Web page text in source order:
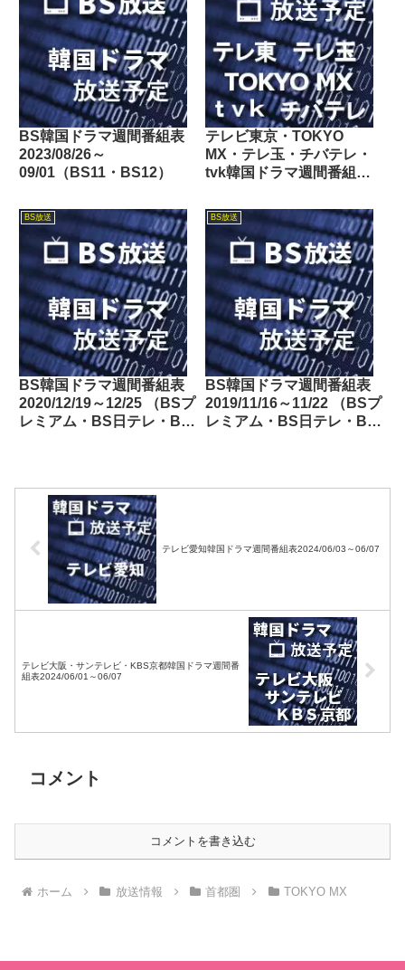
BS韓国ドラマ週間番組表
2023/08/26～
09/01（BS11・BS12）
テレビ東京・TOKYO
MX・テレ玉・チバテレ・
tvk韓国ドラマ週間番組表
BS放送
BS韓国ドラマ週間番組表
2020/12/19～12/25 （BSプ
レミアム・BS日テレ・BS
BS放送
BS韓国ドラマ週間番組表
2019/11/16～11/22 （BSプ
レミアム・BS日テレ・BS
テレビ愛知韓国ドラマ週間番組表2024/06/03～06/07
テレビ大阪・サンテレビ・KBS京都韓国ドラマ週間番
組表2024/06/01～06/07
コメント
コメントを書き込む
ホーム 放送情報 首都圏 TOKYO MX